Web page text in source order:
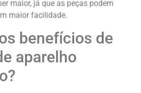
maior, já que as peças podem
maior facilidade.
benefícios de
aparelho